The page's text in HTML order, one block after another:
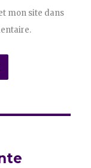
mon site dans